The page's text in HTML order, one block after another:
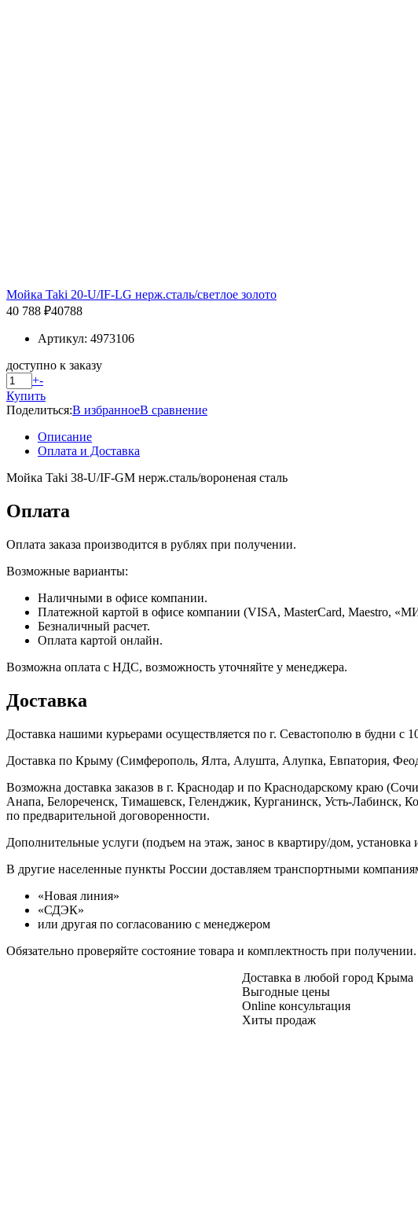
Мойка Taki 20-U/IF-LG нерж.сталь/светлое золото
40 788 ₽40788
Артикул: 4973106
доступно к заказу
+-
Купить
Поделиться:В избранноеВ сравнение
Описание
Оплата и Доставка
Мойка Taki 38-U/IF-GM нерж.сталь/вороненая сталь
Оплата
Оплата заказа производится в рублях при получении.
Возможные варианты:
Наличными в офисе компании.
Платежной картой в офисе компании (VISA, MasterCard, Maestro,
Безналичный расчет.
Оплата картой онлайн.
Возможна оплата с НДС, возможность уточняйте у менеджера.
Доставка
Доставка нашими курьерами осуществляется по г. Севастополю в будни с
Доставка по Крыму (Симферополь, Ялта, Алушта, Алупка, Евпатория,
Возможна доставка заказов в г. Краснодар и по Краснодарскому краю
Анапа, Белореченск, Тимашевск, Геленджик, Курганинск, Усть-
по предварительной договоренности.
Дополнительные услуги (подъем на этаж, занос в квартиру/дом, установка
В другие населенные пункты России доставляем транспортными
«Новая линия»
«СДЭК»
или другая по согласованию с менеджером
Обязательно проверяйте состояние товара и комплектность при получении.
Доставка в любой город Крыма
Выгодные цены
Online консультация
Хиты продаж